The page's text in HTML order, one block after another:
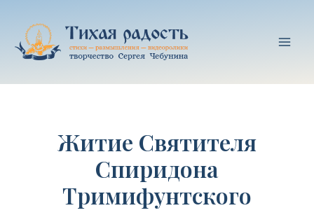
содержимому
Житие Святителя
Спиридона
Тримифунтского